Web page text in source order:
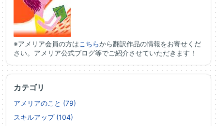
※アメリア会員の方はこちらから翻訳作品の情報をお寄せくだ
さい。アメリア公式ブログ等でご紹介させていただきます！
カテゴリ
アメリアのこと (79)
スキルアップ (104)